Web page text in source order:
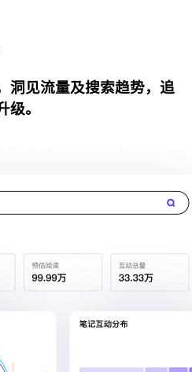
洞见流量及搜索趋势，追
级。